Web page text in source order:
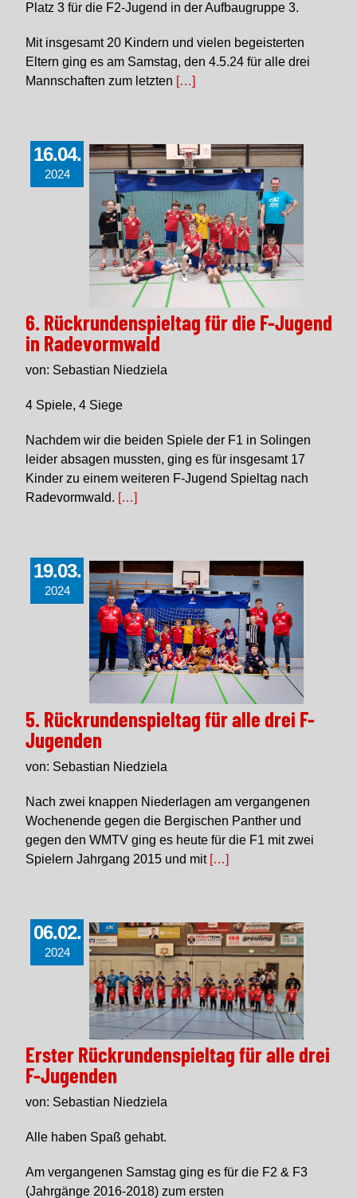
Platz 3 für die F2-Jugend in der Aufbaugruppe 3.
Mit insgesamt 20 Kindern und vielen begeisterten
Eltern ging es am Samstag, den 4.5.24 für alle drei
Mannschaften zum letzten […]
16.04.
2024
6. Rückrundenspieltag für die F-Jugend
in Radevormwald
von: Sebastian Niedziela
4 Spiele, 4 Siege
Nachdem wir die beiden Spiele der F1 in Solingen
leider absagen mussten, ging es für insgesamt 17
Kinder zu einem weiteren F-Jugend Spieltag nach
Radevormwald. […]
19.03.
2024
5. Rückrundenspieltag für alle drei F-
Jugenden
von: Sebastian Niedziela
Nach zwei knappen Niederlagen am vergangenen
Wochenende gegen die Bergischen Panther und
gegen den WMTV ging es heute für die F1 mit zwei
Spielern Jahrgang 2015 und mit[…]
06.02.
2024
Erster Rückrundenspieltag für alle drei
F-Jugenden
von: Sebastian Niedziela
Alle haben Spaß gehabt.
Am vergangenen Samstag ging es für die F2 & F3
(Jahrgänge 2016-2018) zum ersten